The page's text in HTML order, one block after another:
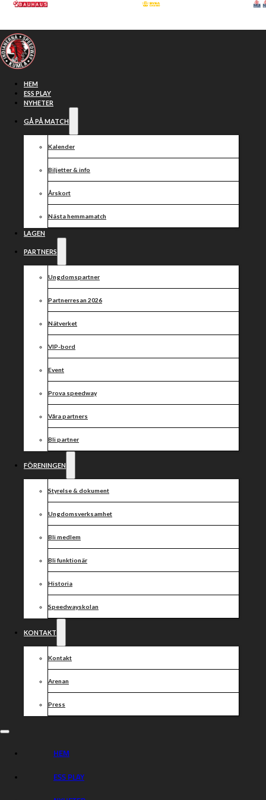
Hoppa till huvudinnehåll
HEM
ESS PLAY
NYHETER
GÅ PÅ MATCH
Kalender
Biljetter & info
Årskort
Nästa hemmamatch
LAGEN
PARTNERS
Ungdomspartner
Partnerresan 2026
Nätverket
VIP-bord
Event
Prova speedway
Våra partners
Bli partner
FÖRENINGEN
Styrelse & dokument
Ungdomsverksamhet
Bli medlem
Bli funktionär
Historia
Speedwayskolan
KONTAKT
Kontakt
Arenan
Press
HEM
ESS PLAY
Skadeläget:
Becker
opererad –
Kowalski
borta tills
vidare